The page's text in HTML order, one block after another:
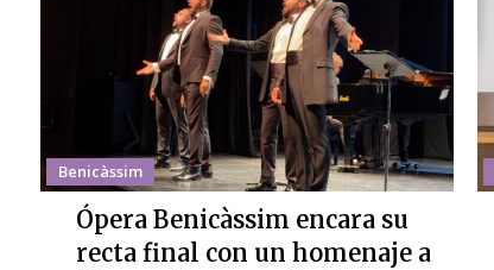
Benicàssim
Ópera Benicàssim encara su
recta final con un homenaje a